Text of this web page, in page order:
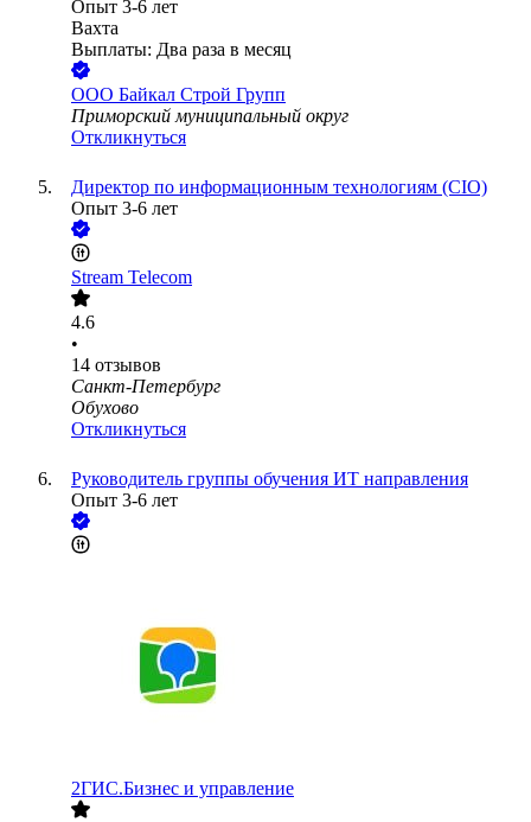
Опыт 3-6 лет
Вахта
Выплаты: Два раза в месяц
ООО Байкал Строй Групп
Приморский муниципальный округ
Откликнуться
Директор по информационным технологиям (CIO)
Опыт 3-6 лет
Stream Telecom
4.6
•
14 отзывов
Санкт-Петербург
Обухово
Откликнуться
Руководитель группы обучения ИТ направления
Опыт 3-6 лет
2ГИС.Бизнес и управление